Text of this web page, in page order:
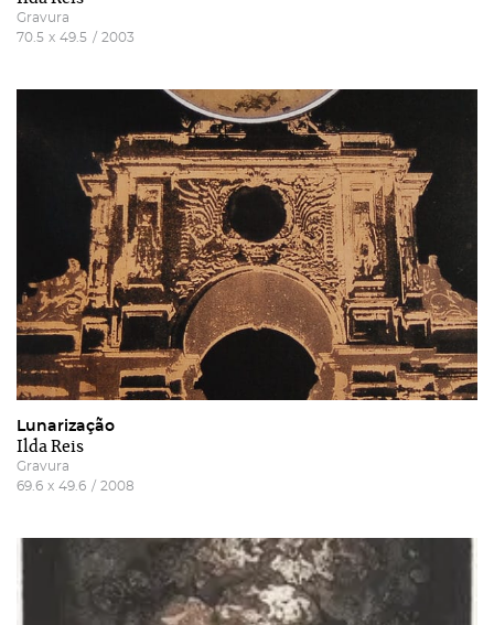
Gravura
70.5 x 49.5 / 2003
Lunarização
Ilda Reis
Gravura
69.6 x 49.6 / 2008
Recuperar a password
Autorizo o envio de emails e concordo com ostermos
e condições epolitica de privacidade do site.